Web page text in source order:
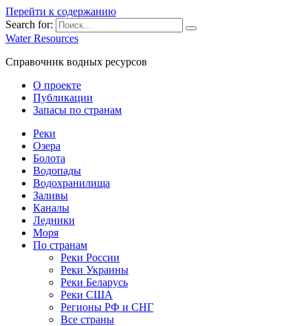
Перейти к содержанию
Search for:
Water Resources
Справочник водных ресурсов
О проекте
Публикации
Запасы по странам
Реки
Озера
Болота
Водопады
Водохранилища
Заливы
Каналы
Ледники
Моря
По странам
Реки России
Реки Украины
Реки Беларусь
Реки США
Регионы РФ и СНГ
Все страны